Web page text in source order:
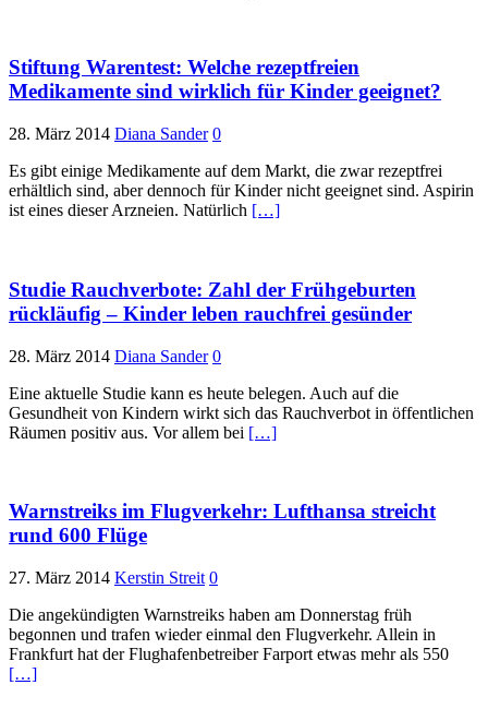
Stiftung Warentest: Welche rezeptfreien
Medikamente sind wirklich für Kinder geeignet?
28. März 2014 Diana Sander 0
Es gibt einige Medikamente auf dem Markt, die zwar rezeptfrei
erhältlich sind, aber dennoch für Kinder nicht geeignet sind. Aspirin
ist eines dieser Arzneien. Natürlich […]
Studie Rauchverbote: Zahl der Frühgeburten
rückläufig – Kinder leben rauchfrei gesünder
28. März 2014 Diana Sander 0
Eine aktuelle Studie kann es heute belegen. Auch auf die
Gesundheit von Kindern wirkt sich das Rauchverbot in öffentlichen
Räumen positiv aus. Vor allem bei […]
Warnstreiks im Flugverkehr: Lufthansa streicht
rund 600 Flüge
27. März 2014 Kerstin Streit 0
Die angekündigten Warnstreiks haben am Donnerstag früh
begonnen und trafen wieder einmal den Flugverkehr. Allein in
Frankfurt hat der Flughafenbetreiber Farport etwas mehr als 550
[…]